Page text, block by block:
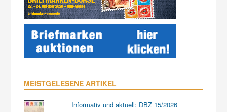
MEISTGELESENE ARTIKEL
Informativ und aktuell: DBZ 15/2026